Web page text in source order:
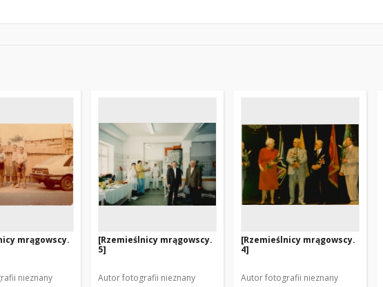
mrągowscy.
nieznany
[Rzemieślnicy mrągowscy.
5]
Autor fotografii nieznany
[Rzemieślnicy mrągowscy.
4]
Autor fotografii nieznany